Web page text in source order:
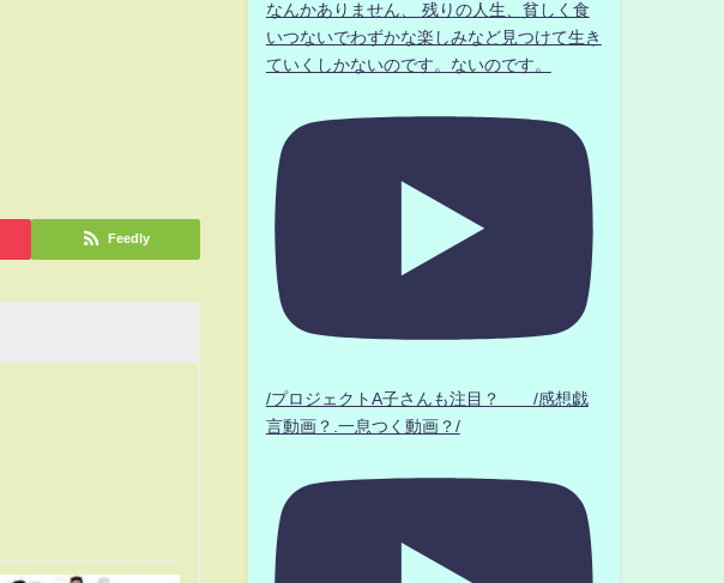
Feedly
なんかありません、 残りの人生、貧しく食
いつないでわずかな楽しみなど見つけて生き
ていくしかないのです。ないのです。
/プロジェクトA子さんも注目？ /感想戯
言動画？.一息つく動画？/